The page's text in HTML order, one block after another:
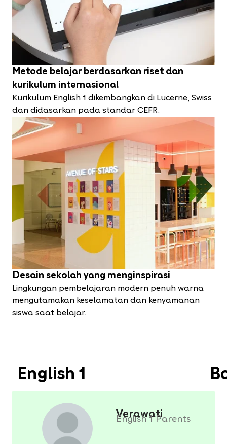
Metode belajar berdasarkan riset dan
kurikulum internasional
Kurikulum English 1 dikembangkan di Lucerne, Swiss
dan didasarkan pada standar CEFR.
Desain sekolah yang menginspirasi
Lingkungan pembelajaran modern penuh warna
mengutamakan keselamatan dan kenyamanan
siswa saat belajar.
English 1
Verawati
English 1 Parents